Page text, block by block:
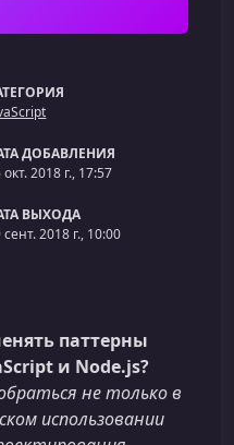
ДОБАВЛЕНИЯ
окт. 2018 г., 17:57
ВЫХОДА
сент. 2018 г., 10:00
паттерны
и Node.js?
не только в
использовании